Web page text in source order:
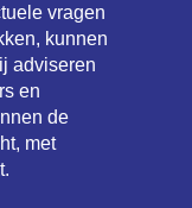
vragen
kunnen
adviseren
en
de
met